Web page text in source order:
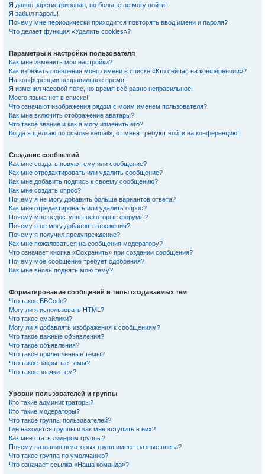
Я давно зарегистрирован, но больше не могу войти!
Я забыл пароль!
Почему мне периодически приходится повторять ввод имени и пароля?
Что делает функция «Удалить cookies»?
Параметры и настройки пользователя
Как мне изменить мои настройки?
Как избежать появления моего имени в списке «Кто сейчас на конференции»?
На конференции неправильное время!
Я изменил часовой пояс, но время всё равно неправильное!
Моего языка нет в списке!
Что означают изображения рядом с моим именем пользователя?
Как мне включить отображение аватары?
Что такое звание и как я могу изменить его?
Когда я щёлкаю по ссылке «email», от меня требуют войти на конференцию!
Создание сообщений
Как мне создать новую тему или сообщение?
Как мне отредактировать или удалить сообщение?
Как мне добавить подпись к своему сообщению?
Как мне создать опрос?
Почему я не могу добавить больше вариантов ответа?
Как мне отредактировать или удалить опрос?
Почему мне недоступны некоторые форумы?
Почему я не могу добавлять вложения?
Почему я получил предупреждение?
Как мне пожаловаться на сообщения модератору?
Что означает кнопка «Сохранить» при создании сообщения?
Почему моё сообщение требует одобрения?
Как мне вновь поднять мою тему?
Форматирование сообщений и типы создаваемых тем
Что такое BBCode?
Могу ли я использовать HTML?
Что такое смайлики?
Могу ли я добавлять изображения к сообщениям?
Что такое важные объявления?
Что такое объявления?
Что такое прилепленные темы?
Что такое закрытые темы?
Что такое значки тем?
Уровни пользователей и группы
Кто такие администраторы?
Кто такие модераторы?
Что такое группы пользователей?
Где находятся группы и как мне вступить в них?
Как мне стать лидером группы?
Почему названия некоторых групп имеют разные цвета?
Что такое группа по умолчанию?
Что означает ссылка «Наша команда»?